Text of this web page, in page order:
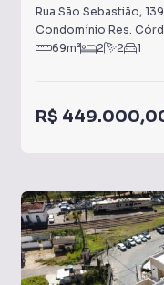
Rua São Sebastião,
Condomínio Res.
69m² 2 2 1
R$